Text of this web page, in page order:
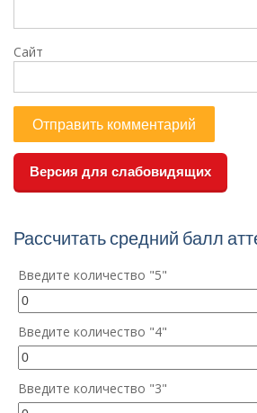
Сайт
Версия для слабовидящих
Рассчитать средний балл
Введите количество "5"
Введите количество "4"
Введите количество "3"